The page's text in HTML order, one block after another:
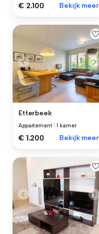
€ 2.100 Bekijk meer
Etterbeek
Appartement |1 kamer
€ 1.200 Bekijk meer